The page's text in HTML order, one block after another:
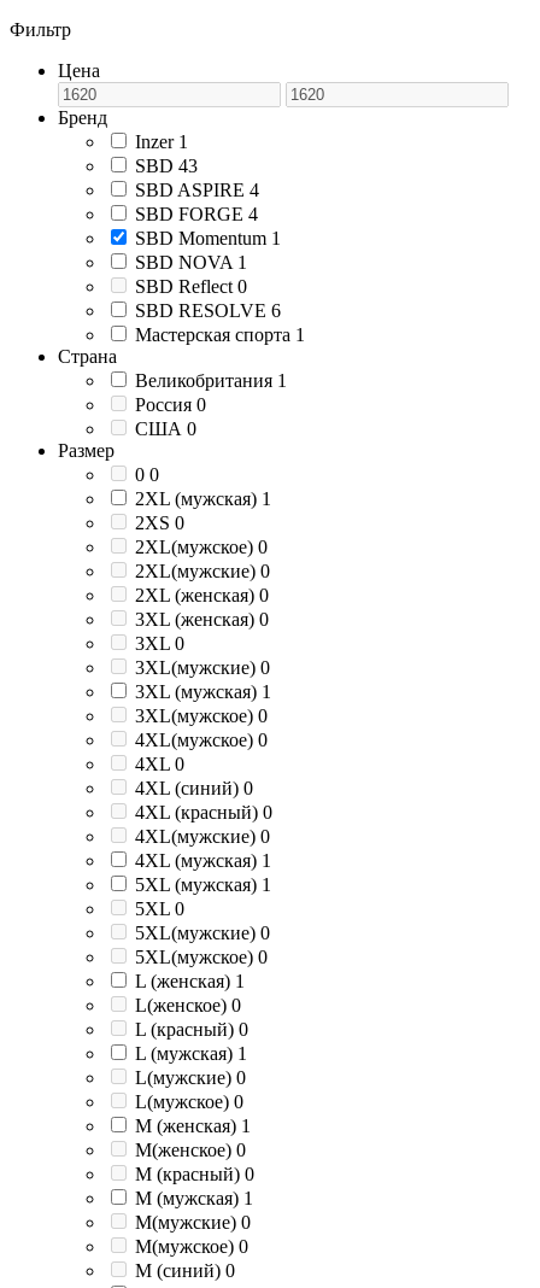
Фильтр
Цена
Бренд
Inzer 1
SBD 43
SBD ASPIRE 4
SBD FORGE 4
SBD Momentum 1
SBD NOVA 1
SBD Reflect 0
SBD RESOLVE 6
Мастерская спорта 1
Страна
Великобритания 1
Россия 0
США 0
Размер
0 0
2XL (мужская) 1
2XS 0
2XL(мужское) 0
2XL(мужские) 0
2XL (женская) 0
3XL (женская) 0
3XL 0
3XL(мужские) 0
3XL (мужская) 1
3XL(мужское) 0
4XL(мужское) 0
4XL 0
4XL (синий) 0
4XL (красный) 0
4XL(мужские) 0
4XL (мужская) 1
5XL (мужская) 1
5XL 0
5XL(мужские) 0
5XL(мужское) 0
L (женская) 1
L(женское) 0
L (красный) 0
L (мужская) 1
L(мужские) 0
L(мужское) 0
M (женская) 1
M(женское) 0
M (красный) 0
M (мужская) 1
M(мужские) 0
M(мужское) 0
M (синий) 0